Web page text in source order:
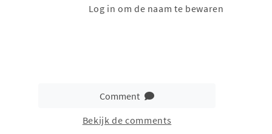
Log in om de naam te bewaren
Comment
Bekijk de comments